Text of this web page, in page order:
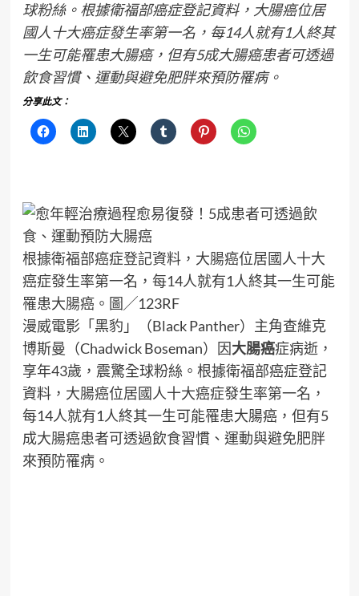
球粉絲。根據衛福部癌症登記資料，大腸癌位居
國人十大癌症發生率第一名，每14人就有1人終其
一生可能罹患大腸癌，但有5成大腸癌患者可透過
飲食習慣、運動與避免肥胖來預防罹病。
分享此文：
根據衛福部癌症登記資料，大腸癌位居國人十大
癌症發生率第一名，每14人就有1人終其一生可能
罹患大腸癌。圖╱123RF
漫威電影「黑豹」（Black Panther）主角查維克
博斯曼（Chadwick Boseman）因大腸癌症病逝，
享年43歲，震驚全球粉絲。根據衛福部癌症登記
資料，大腸癌位居國人十大癌症發生率第一名，
每14人就有1人終其一生可能罹患大腸癌，但有5
成大腸癌患者可透過飲食習慣、運動與避免肥胖
來預防罹病。